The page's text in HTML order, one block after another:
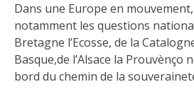
Dans une Europe en
notamment les questions
Bretagne l’Ecosse, de la
Basque,de l’Alsace la Prouvènço
bord du chemin de la